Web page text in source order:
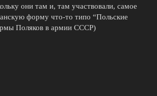
они там и, там участвовали, самое
форму что-то типо “Польские
Поляков в армии СССР)